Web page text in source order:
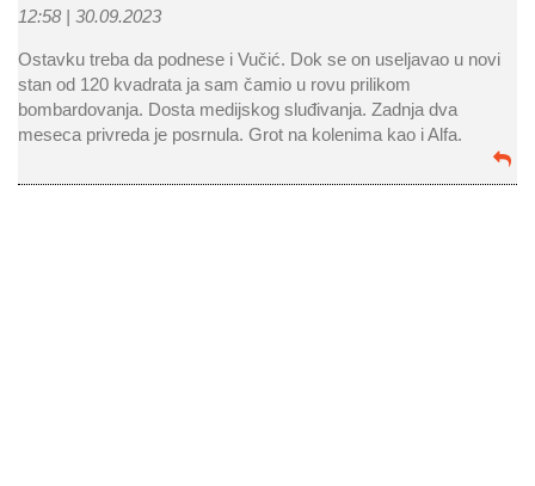
12:58 | 30.09.2023
Ostavku treba da podnese i Vučić. Dok se on useljavao u novi
stan od 120 kvadrata ja sam čamio u rovu prilikom
bombardovanja. Dosta medijskog sluđivanja. Zadnja dva
meseca privreda je posrnula. Grot na kolenima kao i Alfa.